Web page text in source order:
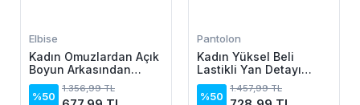
Elbise
Kadın Omuzlardan Açık
Boyun Arkasından
Bağcıklı Beli Lastikli
Kısa Süprem Elbise
%50
1.356,99 TL
Pantolon
Kadın Yüksel Beli
Lastikli Yan Detayı
çiçek Desenli Pantolon
%50
1.457,99 TL